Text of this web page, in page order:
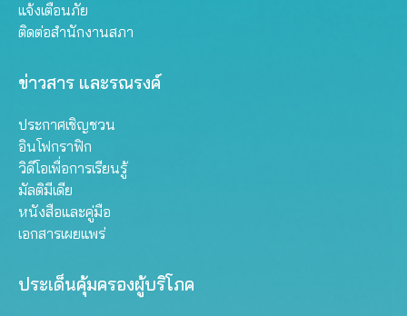
แจ้งเตือนภัย
ติดต่อสำนักงานสภา
ข่าวสาร และรณรงค์
ประกาศเชิญชวน
อินโฟกราฟิก
วิดีโอเพื่อการเรียนรู้
มัลติมีเดีย
หนังสือและคู่มือ
เอกสารเผยแพร่
ประเด็นคุ้มครองผู้บริโภค